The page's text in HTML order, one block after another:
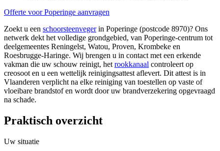
Offerte voor Poperinge aanvragen
Zoekt u een schoorsteenvegerin Poperinge (postcode 8970)? Ons
netwerk dekt het volledige grondgebied, van Poperinge-centrum tot
deelgemeentes Reningelst, Watou, Proven, Krombeke en
Roesbrugge-Haringe. Wij brengen u in contact met een erkende
vakman die uw schouw reinigt, het rookkanaal controleert op
creosoot en u een wettelijk reinigingsattest aflevert. Dit attest is in
Vlaanderen verplicht na elke reiniging van toestellen op vaste of
vloeibare brandstof en wordt door uw brandverzekering opgevraagd
na schade.
Praktisch overzicht
Uw situatie